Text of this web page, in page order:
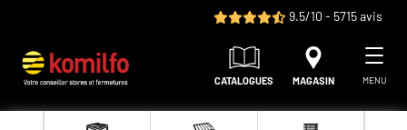
9.5/10 - 5715 avis
CATALOGUES MAGASIN MENU